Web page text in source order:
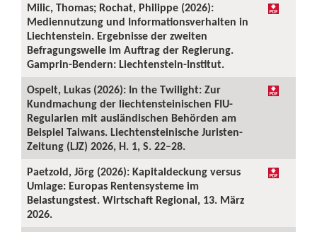
Milic, Thomas; Rochat, Philippe (2026):
Mediennutzung und Informationsverhalten in
Liechtenstein. Ergebnisse der zweiten
Befragungswelle im Auftrag der Regierung.
Gamprin-Bendern: Liechtenstein-Institut.
Ospelt, Lukas (2026): In the Twilight: Zur
Kundmachung der liechtensteinischen FIU-
Regularien mit ausländischen Behörden am
Beispiel Taiwans. Liechtensteinische Juristen-
Zeitung (LJZ) 2026, H. 1, S. 22–28.
Paetzold, Jörg (2026): Kapitaldeckung versus
Umlage: Europas Rentensysteme im
Belastungstest. Wirtschaft Regional, 13. März
2026.